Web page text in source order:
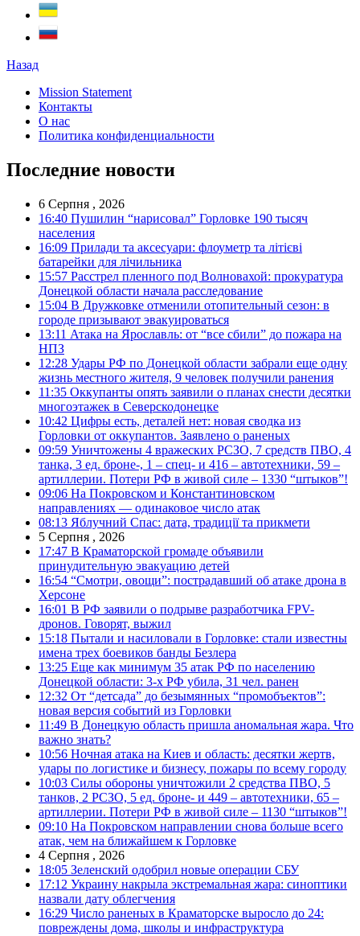
Назад
Mission Statement
Контакты
О нас
Политика конфиденциальности
Последние новости
6 Серпня , 2026
16:40 Пушилин “нарисовал” Горловке 190 тысяч
населения
16:09 Прилади та аксесуари: флоуметр та літієві
батарейки для лічильника
15:57 Расстрел пленного под Волновахой: прокуратура
Донецкой области начала расследование
15:04 В Дружковке отменили отопительный сезон: в
городе призывают эвакуироваться
13:11 Атака на Ярославль: от “все сбили” до пожара на
НПЗ
12:28 Удары РФ по Донецкой области забрали еще одну
жизнь местного жителя, 9 человек получили ранения
11:35 Оккупанты опять заявили о планах снести десятки
многоэтажек в Северскодонецке
10:42 Цифры есть, деталей нет: новая сводка из
Горловки от оккупантов. Заявлено о раненых
09:59 Уничтожены 4 вражеских РСЗО, 7 средств ПВО, 4
танка, 3 ед. броне-, 1 – спец- и 416 – автотехники, 59 –
артиллерии. Потери РФ в живой силе – 1330 “штыков”!
09:06 На Покровском и Константиновском
направлениях — одинаковое число атак
08:13 Яблучний Спас: дата, традиції та прикмети
5 Серпня , 2026
17:47 В Краматорской громаде объявили
принудительную эвакуацию детей
16:54 “Смотри, овощи”: пострадавший об атаке дрона в
Херсоне
16:01 В РФ заявили о подрыве разработчика FPV-
дронов. Говорят, выжил
15:18 Пытали и насиловали в Горловке: стали известны
имена трех боевиков банды Безлера
13:25 Еще как минимум 35 атак РФ по населению
Донецкой области: 3-х РФ убила, 31 чел. ранен
12:32 От “детсада” до безымянных “промобъектов”:
новая версия событий из Горловки
11:49 В Донецкую область пришла аномальная жара. Что
важно знать?
10:56 Ночная атака на Киев и область: десятки жертв,
удары по логистике и бизнесу, пожары по всему городу
10:03 Силы обороны уничтожили 2 средства ПВО, 5
танков, 2 РСЗО, 5 ед. броне- и 449 – автотехники, 65 –
артиллерии. Потери РФ в живой силе – 1130 “штыков”!
09:10 На Покровском направлении снова больше всего
атак, чем на ближайшем к Горловке
4 Серпня , 2026
18:05 Зеленский одобрил новые операции СБУ
17:12 Украину накрыла экстремальная жара: синоптики
назвали дату облегчения
16:29 Число раненых в Краматорске выросло до 24:
повреждены дома, школы и инфраструктура